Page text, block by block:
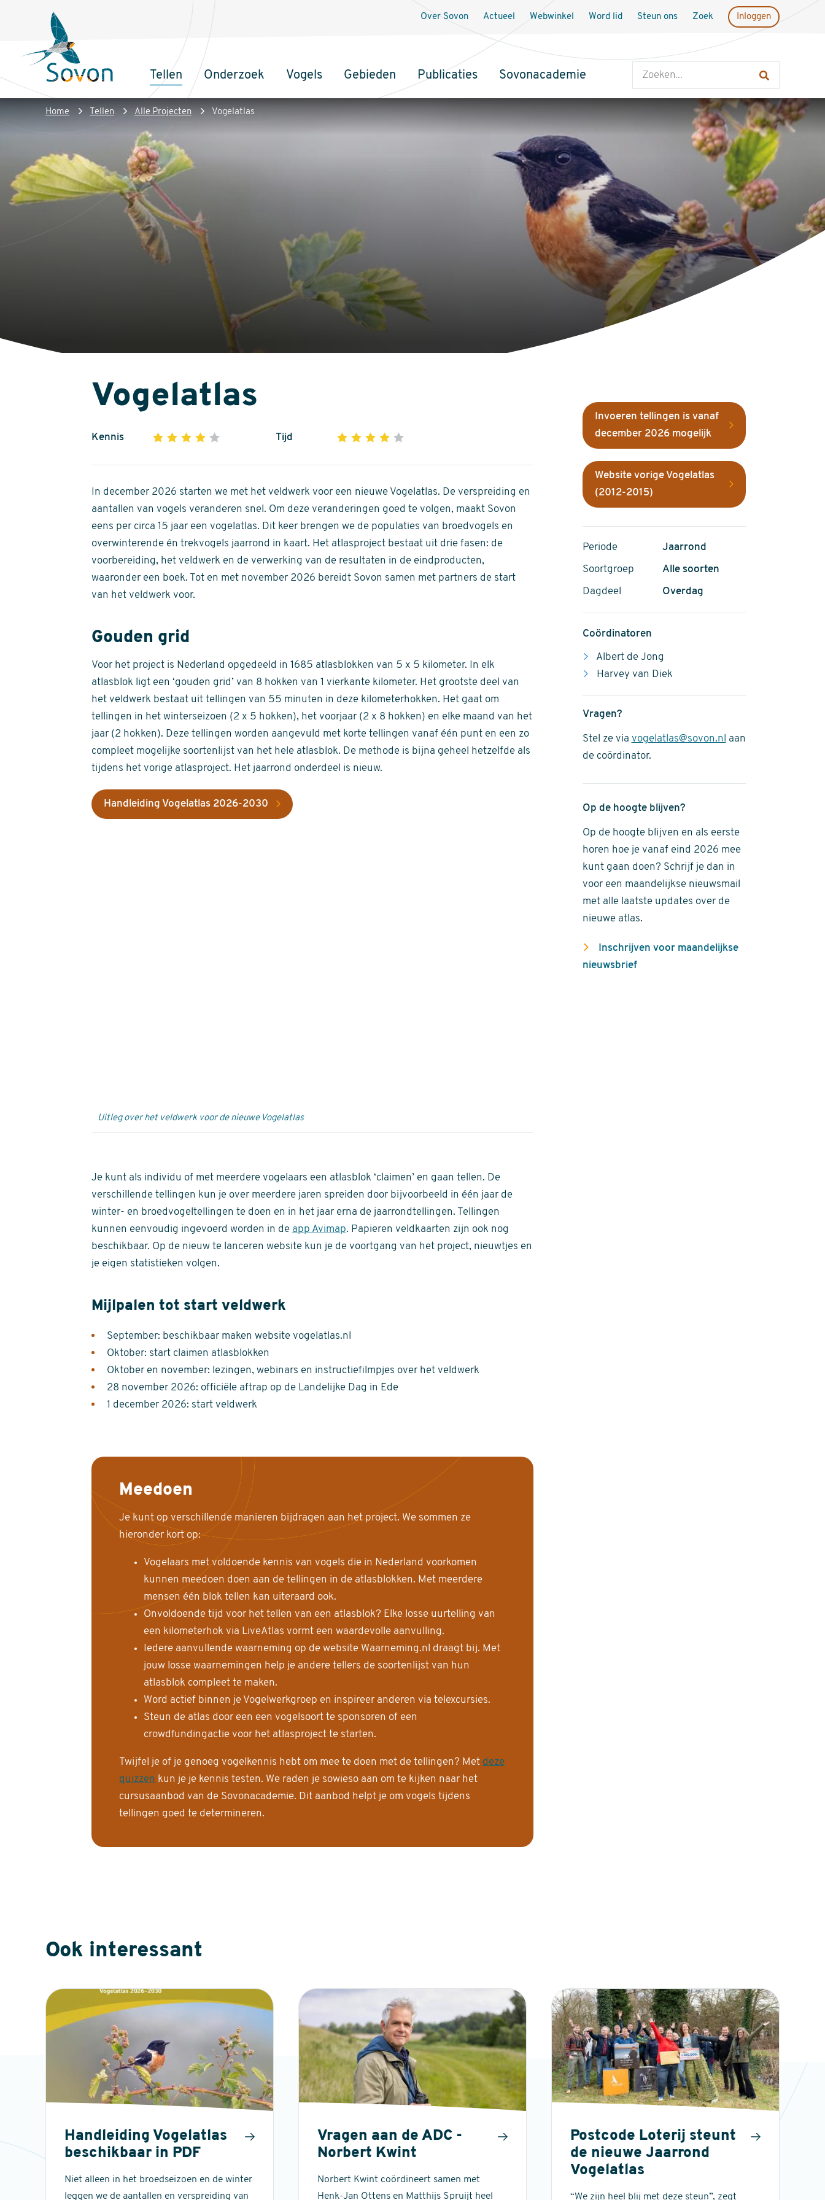
inhoud
Sovon
Homepage
Hoofdnavigatie
Tellen Onderzoek Vogels Gebieden Publicaties Sovonacademie
Over Sovon Actueel Webwinkel Word lid Steun ons Zoek Inloggen
Kruimelpad
Home Tellen Alle Projecten Vogelatlas
Vogelatlas
Kennis 1 2 3 4
of
5
stars
Tijd 1 2 3 4
of
5
stars
In december 2026 starten we met het veldwerk voor een nieuwe Vogelatlas. De verspreiding en
aantallen van vogels veranderen snel. Om deze veranderingen goed te volgen, maakt Sovon
eens per circa 15 jaar een vogelatlas. Dit keer brengen we de populaties van broedvogels en
overwinterende én trekvogels jaarrond in kaart. Het atlasproject bestaat uit drie fasen: de
voorbereiding, het veldwerk en de verwerking van de resultaten in de eindproducten,
waaronder een boek. Tot en met november 2026 bereidt Sovon samen met partners de start
van het veldwerk voor.
Gouden grid
Voor het project is Nederland opgedeeld in 1685 atlasblokken van 5 x 5 kilometer. In elk
atlasblok ligt een ‘gouden grid’ van 8 hokken van 1 vierkante kilometer. Het grootste deel van
het veldwerk bestaat uit tellingen van 55 minuten in deze kilometerhokken. Het gaat om
tellingen in het winterseizoen (2 x 5 hokken), het voorjaar (2 x 8 hokken) en elke maand van het
jaar (2 hokken). Deze tellingen worden aangevuld met korte tellingen vanaf één punt en een zo
compleet mogelijke soortenlijst van het hele atlasblok. De methode is bijna geheel hetzelfde als
tijdens het vorige atlasproject. Het jaarrond onderdeel is nieuw.
Handleiding Vogelatlas 2026-2030
Uitleg over het veldwerk voor de nieuwe Vogelatlas
Je kunt als individu of met meerdere vogelaars een atlasblok ‘claimen’ en gaan tellen. De
verschillende tellingen kun je over meerdere jaren spreiden door bijvoorbeeld in één jaar de
winter- en broedvogeltellingen te doen en in het jaar erna de jaarrondtellingen. Tellingen
kunnen eenvoudig ingevoerd worden in de app Avimap. Papieren veldkaarten zijn ook nog
beschikbaar. Op de nieuw te lanceren website kun je de voortgang van het project, nieuwtjes en
je eigen statistieken volgen.
Mijlpalen tot start veldwerk
September: beschikbaar maken website vogelatlas.nl
Oktober: start claimen atlasblokken
Oktober en november: lezingen, webinars en instructiefilmpjes over het veldwerk
28 november 2026: officiële aftrap op de Landelijke Dag in Ede
1 december 2026: start veldwerk
Meedoen
Je kunt op verschillende manieren bijdragen aan het project. We sommen ze
hieronder kort op:
Vogelaars met voldoende kennis van vogels die in Nederland voorkomen
kunnen meedoen doen aan de tellingen in de atlasblokken. Met meerdere
mensen één blok tellen kan uiteraard ook.
Onvoldoende tijd voor het tellen van een atlasblok? Elke losse uurtelling van
een kilometerhok via LiveAtlas vormt een waardevolle aanvulling.
Iedere aanvullende waarneming op de website Waarneming.nl draagt bij. Met
jouw losse waarnemingen help je andere tellers de soortenlijst van hun
atlasblok compleet te maken.
Word actief binnen je Vogelwerkgroep en inspireer anderen via telexcursies.
Steun de atlas door een een vogelsoort te sponsoren of een
crowdfundingactie voor het atlasproject te starten.
Twijfel je of je genoeg vogelkennis hebt om mee te doen met de tellingen? Met deze
quizzen kun je je kennis testen. We raden je sowieso aan om te kijken naar het
cursusaanbod van de Sovonacademie. Dit aanbod helpt je om vogels tijdens
tellingen goed te determineren.
Invoeren tellingen is vanaf
december 2026 mogelijk
Website vorige Vogelatlas
(2012-2015)
Periode Jaarrond
Soortgroep Alle soorten
Dagdeel Overdag
Coördinatoren
Albert de Jong
Harvey van Diek
Vragen?
Stel ze via vogelatlas@sovon.nl
aan
de coördinator.
Op de hoogte blijven?
Op de hoogte blijven en als eerste
horen hoe je vanaf eind 2026 mee
kunt gaan doen? Schrijf je dan in
voor een maandelijkse nieuwsmail
met alle laatste updates over de
nieuwe atlas.
Inschrijven voor maandelijkse
nieuwsbrief
Ook interessant
Handleiding Vogelatlas
beschikbaar in PDF
Niet alleen in het broedseizoen en de winter
leggen we de aantallen en verspreiding van
Vragen aan de ADC -
Norbert Kwint
Norbert Kwint coördineert samen met
Henk-Jan Ottens en Matthijs Spruijt heel
Postcode Loterij steunt
de nieuwe Jaarrond
Vogelatlas
“We zijn heel blij met deze steun”, zegt